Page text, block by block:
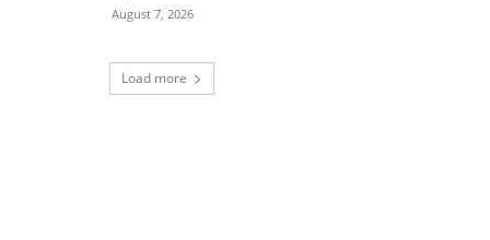
August 7, 2026
Load more